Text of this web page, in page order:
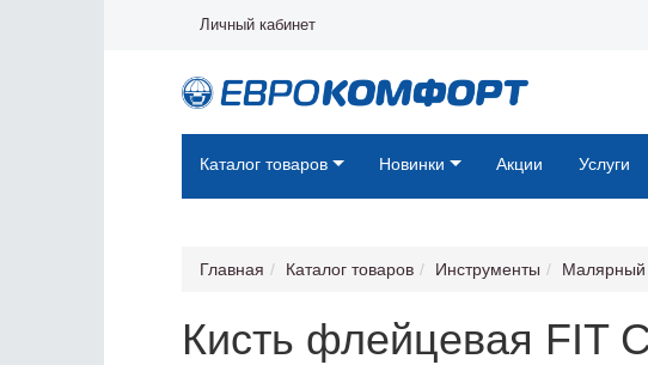
Личный кабинет
Каталог товаров Новинки Акции Услуги
Главная Каталог товаров Инструменты Малярный
Кисть флейцевая FIT